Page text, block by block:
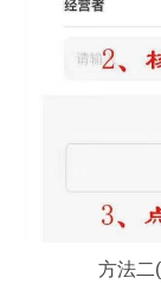
方法二